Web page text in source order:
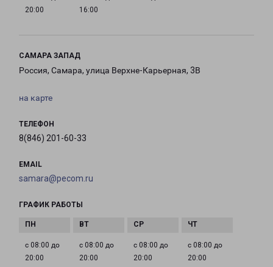
20:00
16:00
САМАРА ЗАПАД
Россия, Самара, улица Верхне-Карьерная, 3В
на карте
ТЕЛЕФОН
8(846) 201-60-33
EMAIL
samara@pecom.ru
ГРАФИК РАБОТЫ
с 08:00 до
20:00
с 08:00 до
20:00
с 08:00 до
20:00
с 08:00 до
20:00